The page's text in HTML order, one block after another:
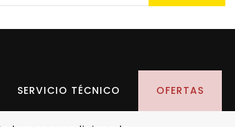
SERVICIO TÉCNICO OFERTAS